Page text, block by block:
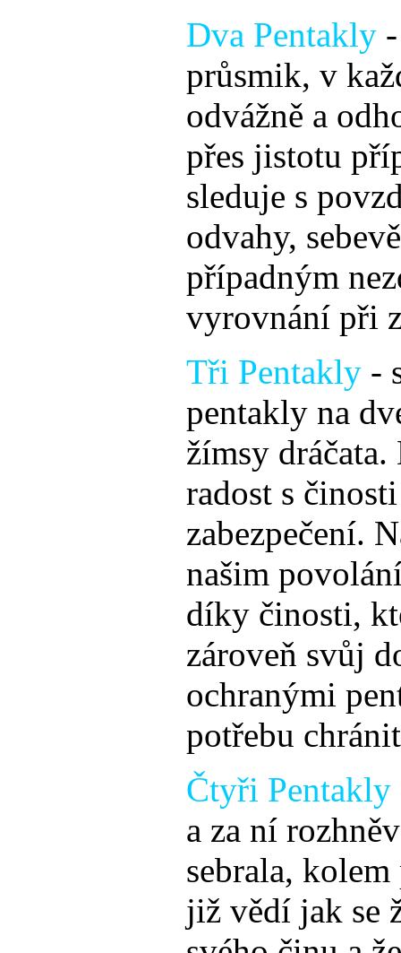
Dva Pentakly
průsmik, v
odvážně a
přes jistotu
sleduje s
odvahy,
případným
vyrovnání při
Tři Pentakly -
pentakly na
žímsy
radost s
zabezpečení.
našim
díky činosti,
zároveň svůj
ochranými
potřebu
Čtyři Pentakly
a za ní
sebrala,
již vědí jak se